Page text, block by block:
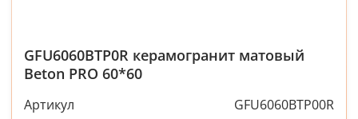
GFU6060BTP0R керамогранит матовый
Beton PRO 60*60
Артикул
GFU6060BTP00R